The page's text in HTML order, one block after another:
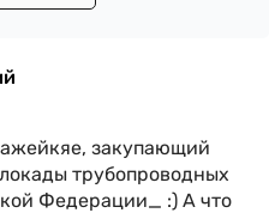
закупающий
трубопроводных
Федерации_ :) А что